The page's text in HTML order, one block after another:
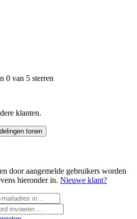
0 van 5 sterren
klanten.
tonen
door aangemelde gebruikers worden
hieronder in. Nieuwe klant?